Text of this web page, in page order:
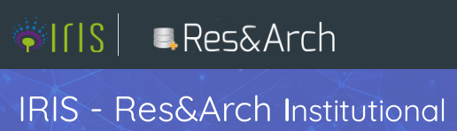
IRIS - Res&Arch Institutional